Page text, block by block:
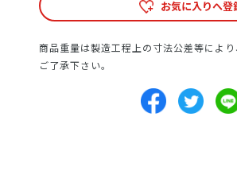
お気に入りへ登
商品重量は製造工程上の寸法公差等によ
ご了承下さい。